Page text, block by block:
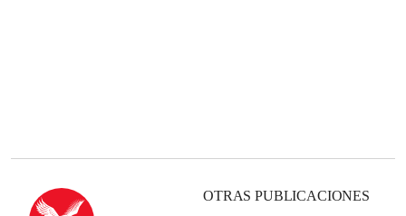
OTRAS PUBLICACIONES